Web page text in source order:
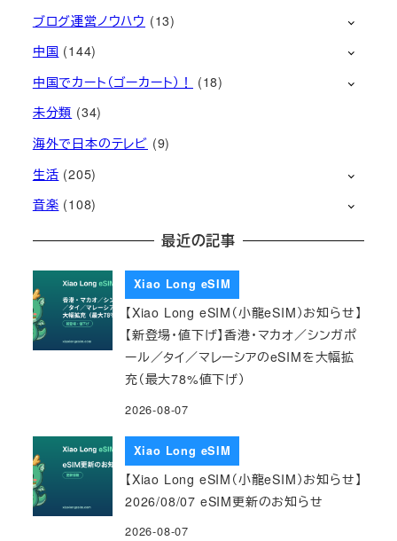
ブログ運営ノウハウ (13)
中国 (144)
中国でカート（ゴーカート）！
(18)
未分類 (34)
海外で日本のテレビ (9)
生活 (205)
音楽 (108)
最近の記事
Xiao Long eSIM
【Xiao Long eSIM（小龍eSIM）お知らせ】
【新登場・値下げ】香港・マカオ／シンガポ
ール／タイ／マレーシアのeSIMを大幅拡
充（最大78%値下げ）
2026-08-07
Xiao Long eSIM
【Xiao Long eSIM（小龍eSIM）お知らせ】
2026/08/07 eSIM更新のお知らせ
2026-08-07